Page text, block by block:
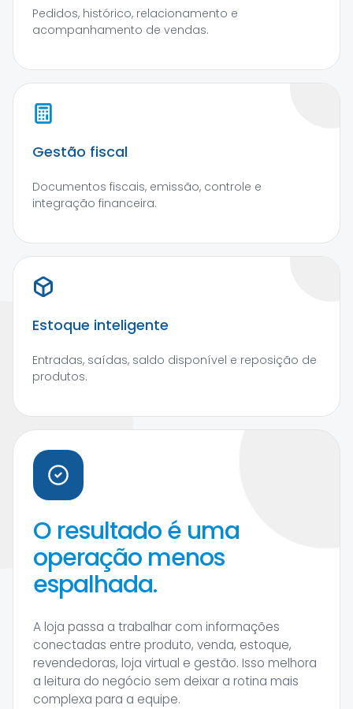
Pedidos, histórico, relacionamento e
acompanhamento de vendas.
Gestão fiscal
Documentos fiscais, emissão, controle e
integração financeira.
Estoque inteligente
Entradas, saídas, saldo disponível e reposição de
produtos.
O resultado é uma
operação menos
espalhada.
A loja passa a trabalhar com informações
conectadas entre produto, venda, estoque,
revendedoras, loja virtual e gestão. Isso melhora
a leitura do negócio sem deixar a rotina mais
complexa para a equipe.